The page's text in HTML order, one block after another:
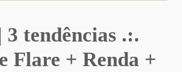
tendências .:.
Flare + Renda +